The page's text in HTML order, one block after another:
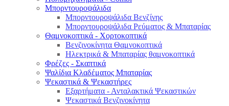
Μπορντουροψάλιδα
Μπορντουροψάλιδα Βενζίνης
Μπορντουροψάλιδα Ρεύματος & Μπαταρίας
Θαμνοκοπτικά - Χορτοκοπτικά
Βενζινοκίνητα Θαμνοκοπτικά
Ηλεκτρικά & Μπαταρίας θαμνοκοπτικά
Φρέζες - Σκαπτικά
Ψαλίδια Κλαδέματος Μπαταρίας
Ψεκαστικά & Ψεκαστήρες
Εξαρτήματα - Ανταλακτικά Ψεκαστικών
Ψεκαστικά Βενζινοκίνητα